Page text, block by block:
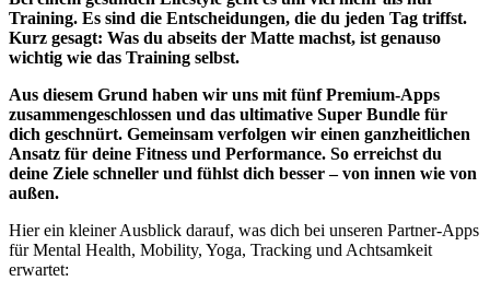
Training. Es sind die Entscheidungen, die du jeden Tag triffst.
Kurz gesagt: Was du abseits der Matte machst, ist genauso
wichtig wie das Training selbst.
Aus diesem Grund haben wir uns mit fünf Premium-Apps
zusammengeschlossen und das ultimative Super Bundle für
dich geschnürt. Gemeinsam verfolgen wir einen ganzheitlichen
Ansatz für deine Fitness und Performance. So erreichst du
deine Ziele schneller und fühlst dich besser – von innen wie von
außen.
Hier ein kleiner Ausblick darauf, was dich bei unseren Partner-Apps
für Mental Health, Mobility, Yoga, Tracking und Achtsamkeit
erwartet: